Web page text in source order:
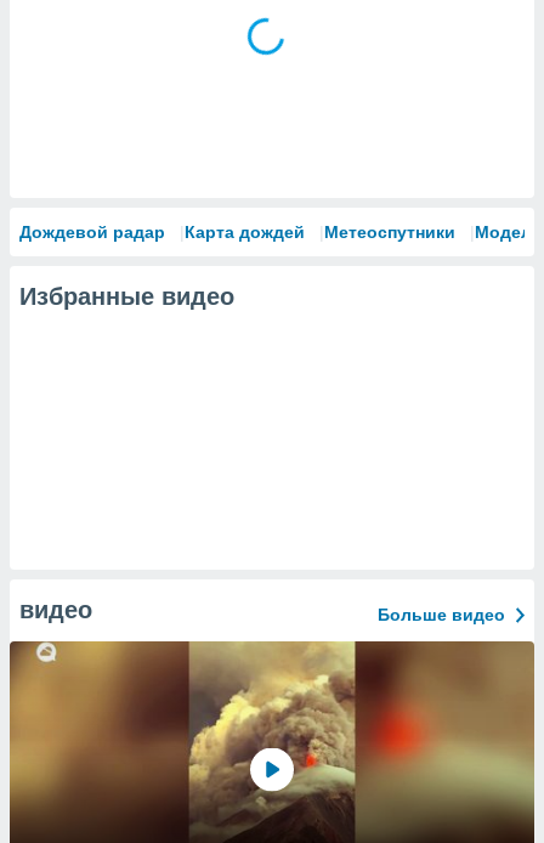
Дождевой радар Карта дождей Метеоспутники Модели
Избранные видео
видео Больше видео